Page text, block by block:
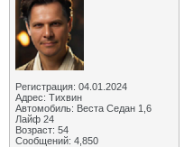
Регистрация: 04.01.2024
Адрес: Тихвин
Автомобиль: Веста Седан 1,6
Лайф 24
Возраст: 54
Сообщений: 4,850